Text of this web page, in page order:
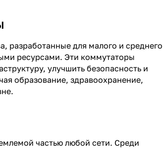
разработанные для малого и среднего
ресурсами. Эти коммутаторы
улучшить безопасность и
образование, здравоохранение,
частью любой сети. Среди